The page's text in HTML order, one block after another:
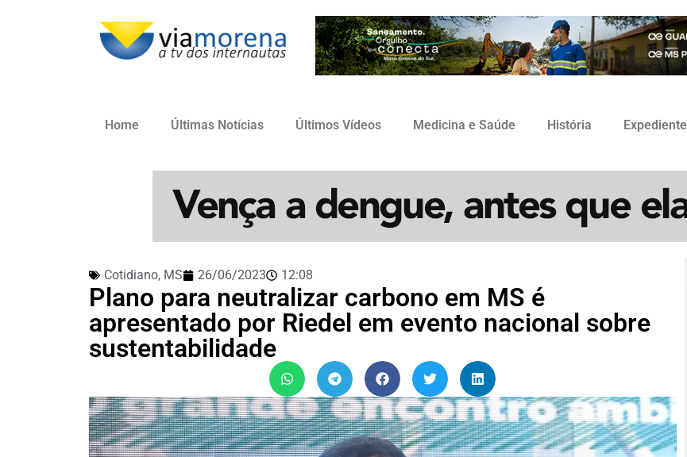
Home Últimas Notícias Últimos Vídeos Medicina e Saúde História Expediente
Cotidiano, MS 26/06/2023 12:08
Plano para neutralizar carbono em MS é
apresentado por Riedel em evento nacional sobre
sustentabilidade